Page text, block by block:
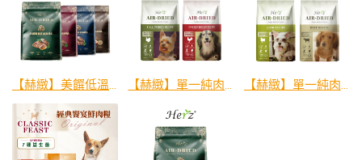
【赫緻】美饌低溫風乾糧(雞/羊/牛/火雞) 【赫緻】單一純肉健康糧(美國火雞肉/低脂雞胸肉) 【赫緻】單一純肉健康糧(無穀羊肉/風乾牛肉)